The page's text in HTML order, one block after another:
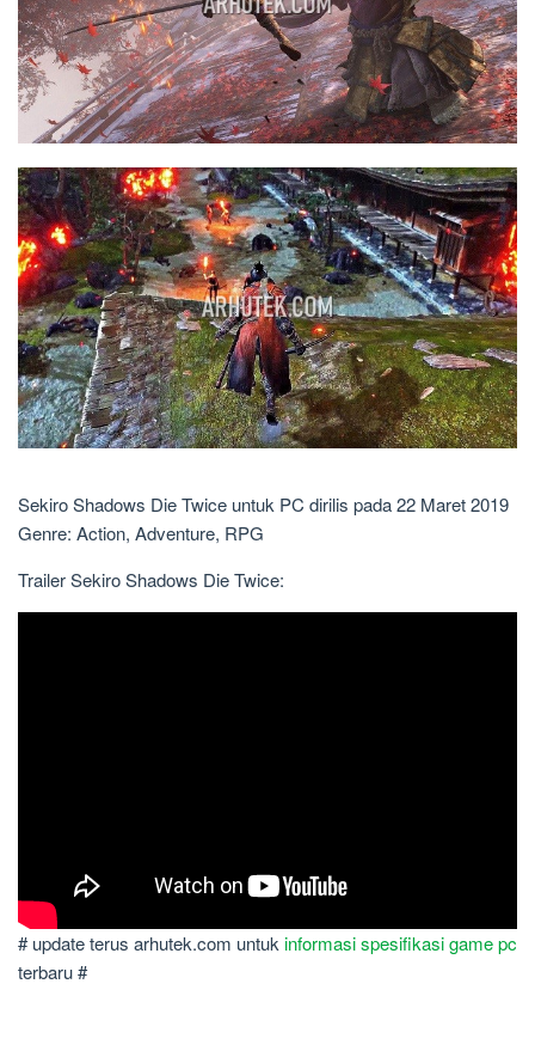
Sekiro Shadows Die Twice untuk PC dirilis pada 22 Maret 2019
Genre: Action, Adventure, RPG
Trailer Sekiro Shadows Die Twice:
# update terus arhutek.com untuk informasi spesifikasi game pc
terbaru #